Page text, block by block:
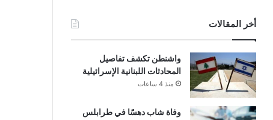
أخر المقالات
واشنطن تكشف تفاصيل
المحادثات اللبنانية الإسرائيلية
منذ 4 ساعات
وفاة شاب دهسًا في طرابلس